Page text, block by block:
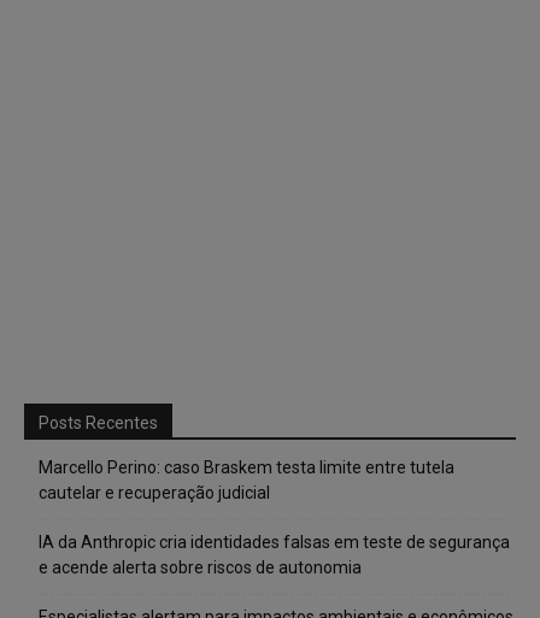
Posts Recentes
Marcello Perino: caso Braskem testa limite entre tutela
cautelar e recuperação judicial
IA da Anthropic cria identidades falsas em teste de segurança
e acende alerta sobre riscos de autonomia